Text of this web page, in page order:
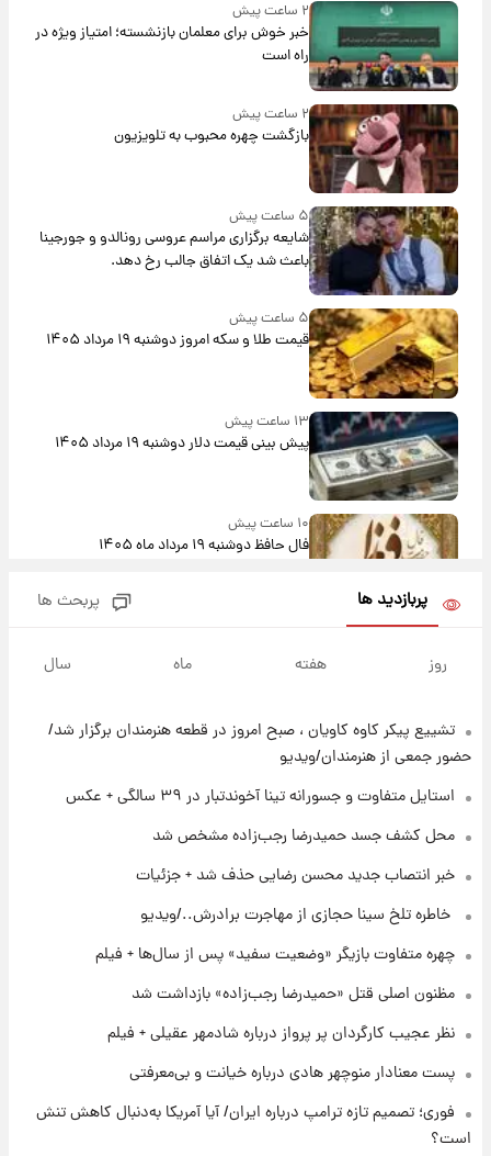
۲ ساعت پیش
خبر خوش برای معلمان بازنشسته؛ امتیاز ویژه در
راه است
۲ ساعت پیش
بازگشت چهره محبوب به تلویزیون
۵ ساعت پیش
شایعه برگزاری مراسم عروسی رونالدو و جورجینا
باعث شد یک اتفاق جالب رخ دهد.
۵ ساعت پیش
قیمت طلا و سکه امروز دوشنبه ۱۹ مرداد ۱۴۰۵
۱۳ ساعت پیش
پیش‌ بینی قیمت دلار دوشنبه ۱۹ مرداد ۱۴۰۵
۱۰ ساعت پیش
فال حافظ دوشنبه ۱۹ مرداد ماه ۱۴۰۵
۱۲ ساعت پیش
فال روزانه واقعی دوشنبه ۱۹ مرداد ۱۴۰۵
۱۸ ساعت پیش
شد
قیمت دلار، یورو و سایر ارزها امروز ۱۸ مردادماه
۱۹ ساعت پیش
جدول
پربازدید ها پربحث ها
روز هفته ماه سال
تشییع پیکر کاوه کاویان ، صبح امروز در قطعه هنرمندان برگزار شد/
حضور جمعی از هنرمندان/ویدیو
استایل متفاوت و جسورانه تینا آخوندتبار در ۳۹ سالگی + عکس
محل کشف جسد حمیدرضا رجب‌زاده مشخص شد
خبر انتصاب جدید محسن رضایی حذف شد + جزئیات
⁨ خاطره تلخ سینا حجازی از مهاجرت برادرش../ویدیو
چهره متفاوت بازیگر «وضعیت سفید» پس از سال‌ها + فیلم
مظنون اصلی قتل «حمیدرضا رجب‌زاده» بازداشت شد
نظر عجیب کارگردان پر پرواز درباره شادمهر عقیلی + فیلم
پست معنادار منوچهر هادی درباره خیانت و بی‌معرفتی
فوری؛ تصمیم تازه ترامپ درباره ایران/ آیا آمریکا به‌دنبال کاهش تنش
است؟